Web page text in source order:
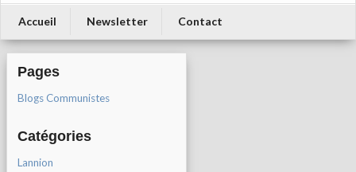
Accueil Newsletter Contact
Pages
Blogs Communistes
Catégories
Lannion